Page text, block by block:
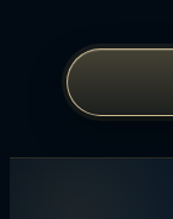
содержимому